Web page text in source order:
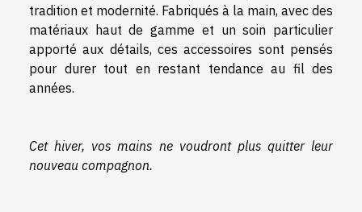
tradition et modernité. Fabriqués à la main, avec des
matériaux haut de gamme et un soin particulier
apporté aux détails, ces accessoires sont pensés
pour durer tout en restant tendance au fil des
années.
Cet hiver, vos mains ne voudront plus quitter leur
nouveau compagnon.